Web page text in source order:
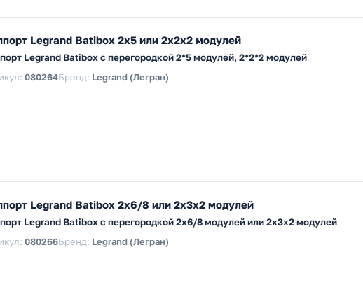
Legrand Batibox 2х5 или 2х2х2 модулей
Legrand Batibox с перегородкой 2*5 модулей, 2*2*2 модулей
080264Бренд: Legrand (Легран)
Legrand Batibox 2х6/8 или 2х3х2 модулей
Legrand Batibox с перегородкой 2х6/8 модулей или 2х3х2 модулей
080266Бренд: Legrand (Легран)